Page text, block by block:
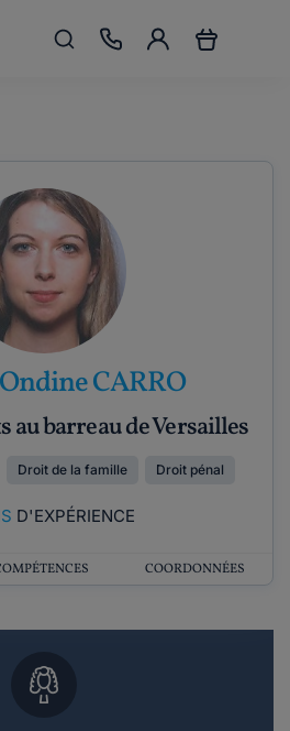
CARRO
au barreau de Versailles
Droit de la famille Droit pénal
D'EXPÉRIENCE
COORDONNÉES